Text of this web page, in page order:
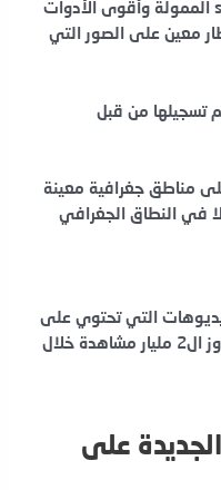
يُعد من أقوي أنواع إعلانات snapchat الممولة وأقوى الأدوات
معين على الصور التي
تسجيلها من قبل
مناطق جغرافية معينة
في النطاق الجغرافي
التي تحتوي على
خلال
على